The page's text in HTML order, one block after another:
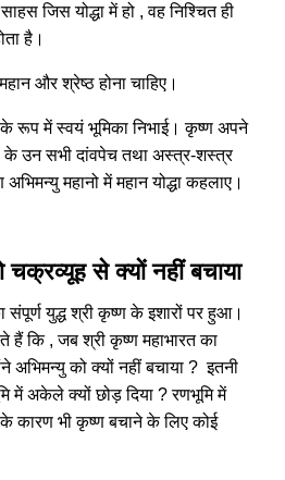
जिस योद्धा में हो , वह निश्चित ही
है।
और श्रेष्ठ होना चाहिए।
रूप में स्वयं भूमिका निभाई। कृष्ण अपने
उन सभी दांवपेच तथा अस्त्र-शस्त्र
महानो में महान योद्धा कहलाए।
से क्यों नहीं बचाया
संपूर्ण युद्ध श्री कृष्ण के इशारों पर हुआ।
हैं कि , जब श्री कृष्ण महाभारत का
अभिमन्यु को क्यों नहीं बचाया ? इतनी
में अकेले क्यों छोड़ दिया ? रणभूमि में
कारण भी कृष्ण बचाने के लिए कोई